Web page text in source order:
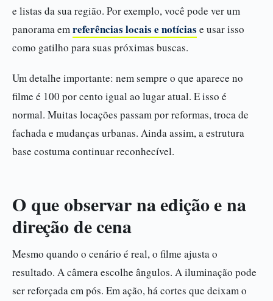
e listas da sua região. Por exemplo, você pode ver um
panorama emreferências locais e notícias e usar isso
como gatilho para suas próximas buscas.
Um detalhe importante: nem sempre o que aparece no
filme é 100 por cento igual ao lugar atual. E isso é
normal. Muitas locações passam por reformas, troca de
fachada e mudanças urbanas. Ainda assim, a estrutura
base costuma continuar reconhecível.
O que observar na edição e na
direção de cena
Mesmo quando o cenário é real, o filme ajusta o
resultado. A câmera escolhe ângulos. A iluminação pode
ser reforçada em pós. Em ação, há cortes que deixam o